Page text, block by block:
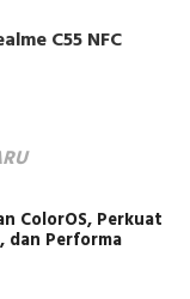
C55 NFC
ColorOS, Perkuat
dan Performa